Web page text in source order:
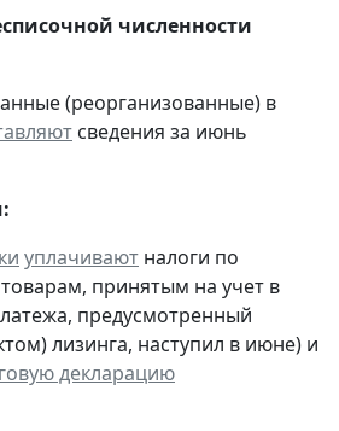
численности
(реорганизованные) в
сведения за июнь
уплачивают налоги по
принятым на учет в
предусмотренный
лизинга, наступил в июне) и
декларацию